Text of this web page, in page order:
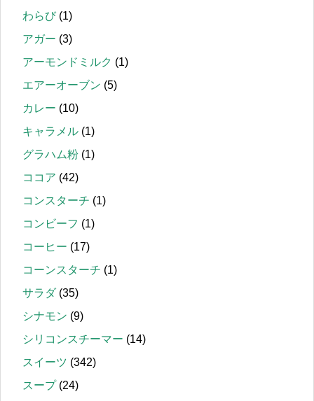
わらび(1)
アガー (3)
アーモンドミルク (1)
エアーオーブン (5)
カレー (10)
キャラメル (1)
グラハム粉 (1)
ココア (42)
コンスターチ (1)
コンビーフ (1)
コーヒー (17)
コーンスターチ (1)
サラダ(35)
シナモン (9)
シリコンスチーマー (14)
スイーツ (342)
スープ(24)